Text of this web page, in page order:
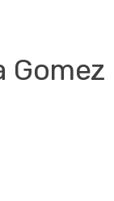
Gomez